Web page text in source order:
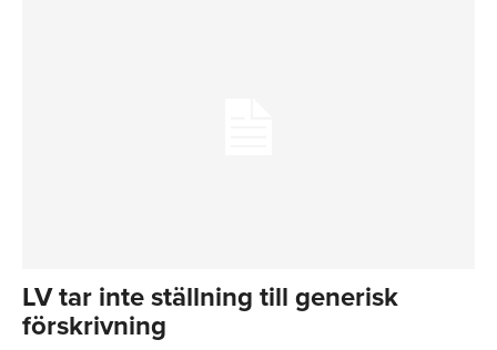
LV tar inte ställning till generisk
förskrivning